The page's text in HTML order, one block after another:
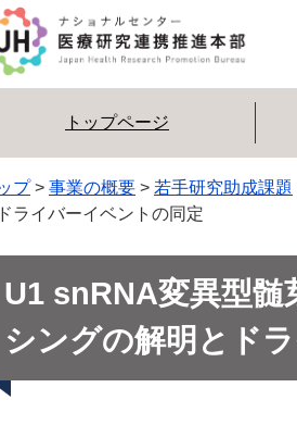
トップページ
プ> 事業の概要 > 若手研究助成課題
ライバーイベントの同定
U1 snRNA変異型髄
シングの解明とド